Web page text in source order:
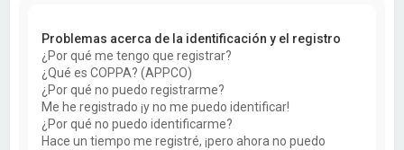
Problemas acerca de la identificación y el registro
¿Por qué me tengo que registrar?
¿Qué es COPPA? (APPCO)
¿Por qué no puedo registrarme?
Me he registrado ¡y no me puedo identificar!
¿Por qué no puedo identificarme?
Hace un tiempo me registré, ¡pero ahora no puedo